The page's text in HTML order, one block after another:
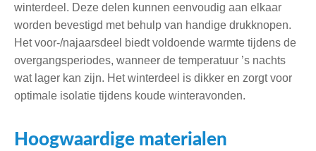
winterdeel. Deze delen kunnen eenvoudig aan elkaar
worden bevestigd met behulp van handige drukknopen.
Het voor-/najaarsdeel biedt voldoende warmte tijdens de
overgangsperiodes, wanneer de temperatuur ’s nachts
wat lager kan zijn. Het winterdeel is dikker en zorgt voor
optimale isolatie tijdens koude winteravonden.
Hoogwaardige materialen